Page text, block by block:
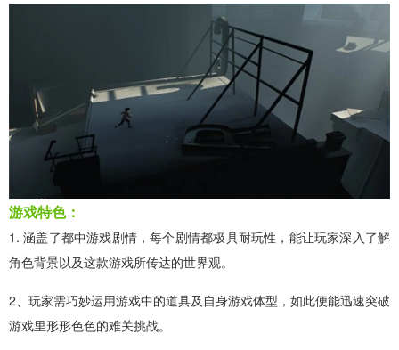
游戏特色：
1. 涵盖了都中游戏剧情，每个剧情都极具耐玩性，能让玩家深入了解
角色背景以及这款游戏所传达的世界观。
2、玩家需巧妙运用游戏中的道具及自身游戏体型，如此便能迅速突破
游戏里形形色色的难关挑战。